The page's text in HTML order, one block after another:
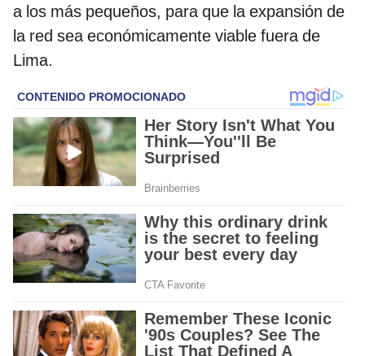
a los más pequeños, para que la expansión de
la red sea económicamente viable fuera de
Lima.